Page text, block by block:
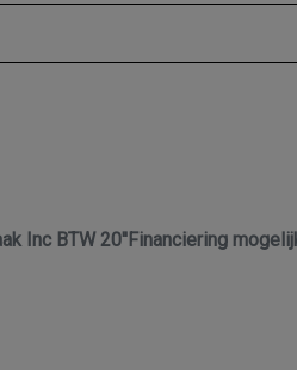
Inc BTW 20''Financiering